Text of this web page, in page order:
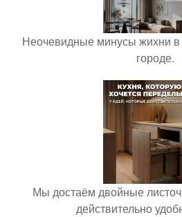
Неочевидные минусы жихни
городе.
Мы достаём двойные
действительно